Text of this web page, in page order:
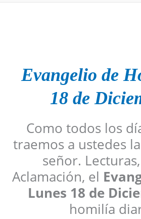
Evangelio de
18 de
Como todos los
traemos a ustedes
señor.
Aclamación, el
Lunes 18 de
homilía